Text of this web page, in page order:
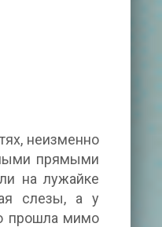
неизменно
прямыми
на лужайке
слезы, а у
прошла мимо